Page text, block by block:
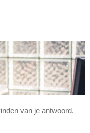
van je antwoord.